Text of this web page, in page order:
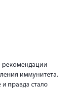
рекомендации
иммунитета.
правда стало